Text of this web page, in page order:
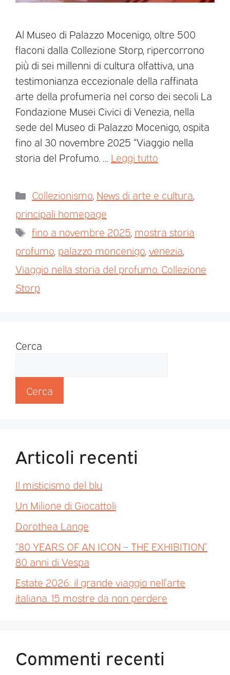
Al Museo di Palazzo Mocenigo, oltre 500
flaconi dalla Collezione Storp, ripercorrono
più di sei millenni di cultura olfattiva, una
testimonianza eccezionale della raffinata
arte della profumeria nel corso dei secoli La
Fondazione Musei Civici di Venezia, nella
sede del Museo di Palazzo Mocenigo, ospita
fino al 30 novembre 2025 “Viaggio nella
storia del Profumo. … Leggi tutto
Collezionismo News di arte e cultura
principali homepage
fino a novembre 2025 mostra storia
profumo palazzo moncenigo venezia
Viaggio nella storia del profumo. Collezione
Storp
Cerca
Cerca
Articoli recenti
Il misticismo del blu
Un Milione di Giocattoli
Dorothea Lange
“80 YEARS OF AN ICON – THE EXHIBITION”
80 anni di Vespa
Estate 2026: il grande viaggio nell’arte
italiana. 15 mostre da non perdere
Commenti recenti